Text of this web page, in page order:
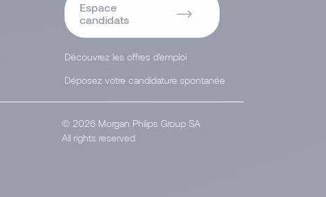
Espace
candidats
Découvrez les offres d'emploi
Déposez votre candidature spontanée
© 2026 Morgan Philips Group SA
All rights reserved